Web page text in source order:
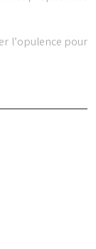
l’opulence pour